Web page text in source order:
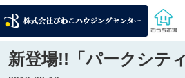
新登場!!「パークシテ